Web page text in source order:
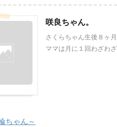
咲良ちゃん。
さくらちゃん生後８ヶ
ママは月に１回わざわ
ちゃん～